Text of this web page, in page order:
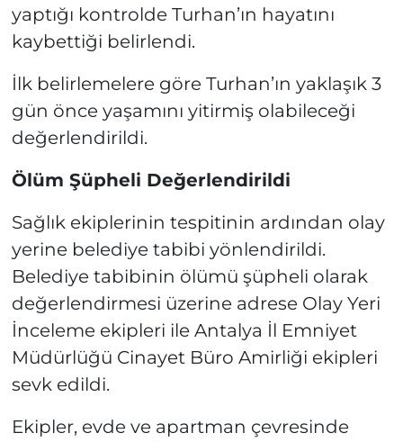
yaptığı kontrolde Turhan’ın hayatını
kaybettiği belirlendi.
İlk belirlemelere göre Turhan’ın yaklaşık 3
gün önce yaşamını yitirmiş olabileceği
değerlendirildi.
Ölüm Şüpheli Değerlendirildi
Sağlık ekiplerinin tespitinin ardından olay
yerine belediye tabibi yönlendirildi.
Belediye tabibinin ölümü şüpheli olarak
değerlendirmesi üzerine adrese Olay Yeri
İnceleme ekipleri ile Antalya İl Emniyet
Müdürlüğü Cinayet Büro Amirliği ekipleri
sevk edildi.
Ekipler, evde ve apartman çevresinde